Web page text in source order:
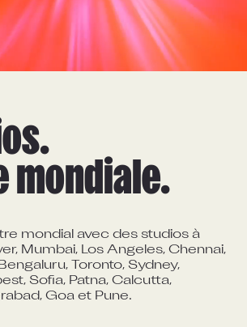
mondiale.
mondial avec des studios à
Mumbai, Los Angeles, Chennai,
Toronto, Sydney,
Sofia, Patna, Calcutta,
Goa et Pune.